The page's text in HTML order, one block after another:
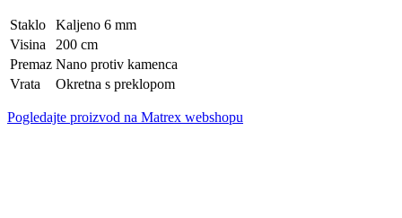
Staklo
Kaljeno 6 mm
Visina
200 cm
Premaz Nano protiv kamenca
Vrata
Okretna s preklopom
Pogledajte proizvod na Matrex webshopu